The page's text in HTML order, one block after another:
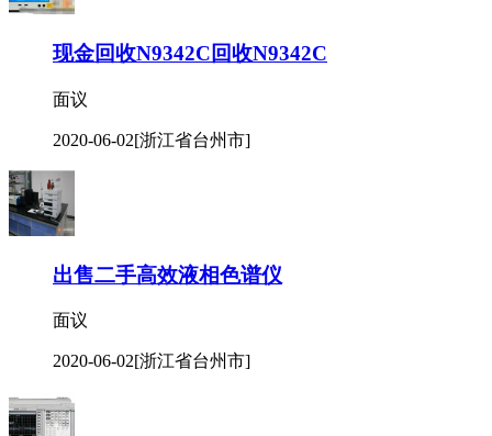
现金回收N9342C回收N9342C
面议
2020-06-02[浙江省台州市]
出售二手高效液相色谱仪
面议
2020-06-02[浙江省台州市]